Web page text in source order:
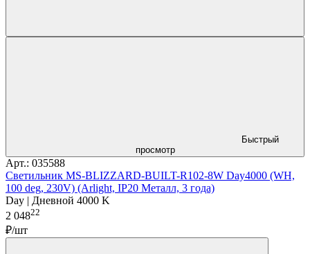
Быстрый
просмотр
Арт.: 035588
Светильник MS-BLIZZARD-BUILT-R102-8W Day4000 (WH,
100 deg, 230V) (Arlight, IP20 Металл, 3 года)
Day | Дневной 4000 K
2 04822
₽/шт